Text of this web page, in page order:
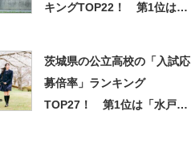
キングTOP22！ 第1位は
茨城県の公立高校の「入試応
募倍率」ランキング
TOP27！ 第1位は「水戸第